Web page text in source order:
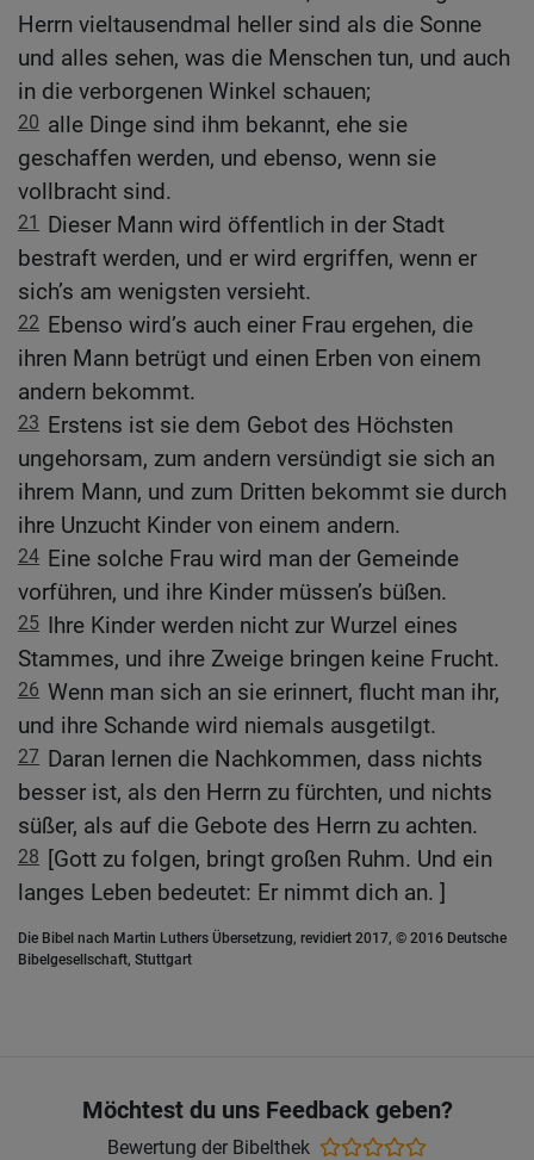
Herrn vieltausendmal heller sind als die Sonne
und alles sehen, was die Menschen tun, und auch
in die verborgenen Winkel schauen;
20 alle Dinge sind ihm bekannt, ehe sie
geschaffen werden, und ebenso, wenn sie
vollbracht sind.
21
Dieser Mann wird öffentlich in der Stadt
bestraft werden, und er wird ergriffen, wenn er
sich’s am wenigsten versieht.
22 Ebenso wird’s auch einer Frau ergehen, die
ihren Mann betrügt und einen Erben von einem
andern bekommt.
23 Erstens ist sie dem Gebot des Höchsten
ungehorsam, zum andern versündigt sie sich an
ihrem Mann, und zum Dritten bekommt sie durch
ihre Unzucht Kinder von einem andern.
24 Eine solche Frau wird man der Gemeinde
vorführen, und ihre Kinder müssen’s büßen.
25 Ihre Kinder werden nicht zur Wurzel eines
Stammes, und ihre Zweige bringen keine Frucht.
26 Wenn man sich an sie erinnert, flucht man ihr,
und ihre Schande wird niemals ausgetilgt.
27 Daran lernen die Nachkommen, dass nichts
besser ist, als den Herrn zu fürchten, und nichts
süßer, als auf die Gebote des Herrn zu achten.
28 [Gott zu folgen, bringt großen Ruhm. Und ein
langes Leben bedeutet: Er nimmt dich an. ]
Die Bibel nach Martin Luthers Übersetzung, revidiert 2017, © 2016 Deutsche
Bibelgesellschaft, Stuttgart
Möchtest du uns Feedback geben?
Bewertung der Bibelthek